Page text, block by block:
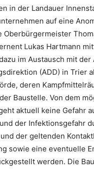
in der Landauer
auf eine
Oberbürgermeister
Lukas Hartmann
im Austausch mit
(ADD) in Trier
deren
Baustelle. Von dem
aktuell keine Gefahr
der Infektionsgefahr
der geltenden
sowie eine eventuelle
werden. Die